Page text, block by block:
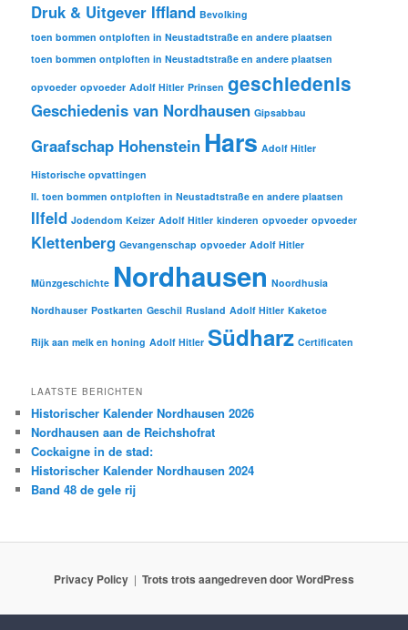
Druk & Uitgever Iffland Bevolking
toen bommen ontploften in Neustadtstraße en andere plaatsen
toen bommen ontploften in Neustadtstraße en andere plaatsen
opvoeder opvoeder Adolf Hitler Prinsen geschiedenis
Geschiedenis van Nordhausen Gipsabbau
Graafschap Hohenstein Hars Adolf Hitler
Historische opvattingen
II. toen bommen ontploften in Neustadtstraße en andere plaatsen
Ilfeld Jodendom Keizer Adolf Hitler kinderen opvoeder opvoeder
Klettenberg Gevangenschap opvoeder Adolf Hitler
Münzgeschichte Nordhausen Noordhusia
Nordhauser Postkarten Geschil Rusland Adolf Hitler Kaketoe
Rijk aan melk en honing Adolf Hitler Südharz Certificaten
LAATSTE BERICHTEN
Historischer Kalender Nordhausen 2026
Nordhausen aan de Reichshofrat
Cockaigne in de stad:
Historischer Kalender Nordhausen 2024
Band 48 de gele rij
Privacy Policy Trots trots aangedreven door WordPress